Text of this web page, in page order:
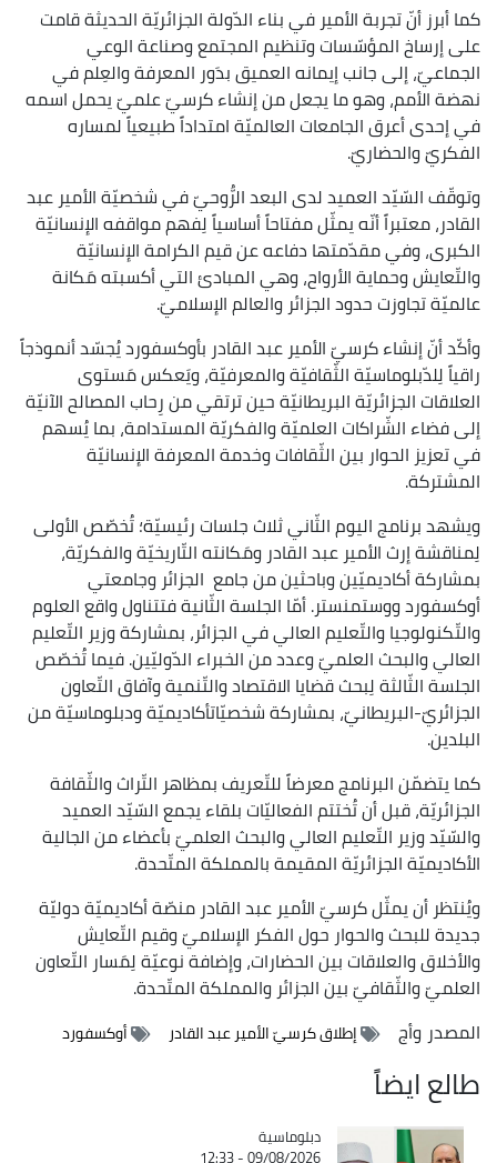
كما أبرز أنّ تجربة الأمير في بناء الدّولة الجزائريّة الحديثة قامت
على إرساخ المؤسّسات وتنظيم المجتمع وصناعة الوعي
الجماعيّ، إلى جانب إيمانه العميق بدَور المعرفة والعِلم في
نهضة الأمم، وهو ما يجعل من إنشاء كرسيّ علميّ يحمل اسمه
في إحدى أعرق الجامعات العالميّة امتداداً طبيعياً لمساره
الفكريّ والحضاريّ.
وتوقّف السّيّد العميد لدى البعد الرُّوحيّ في شخصيّة الأمير عبد
القادر، معتبراً أنّه يمثّل مفتاحاً أساسياً لِفهم مواقفه الإنسانيّة
الكبرى، وفي مقدّمتها دفاعه عن قيم الكرامة الإنسانيّة
والتّعايش وحماية الأرواح، وهي المبادئ التي أكسبته مَكانة
عالميّة تجاوزت حدود الجزائر والعالم الإسلاميّ.
وأكّد أنّ إنشاء كرسيّ الأمير عبد القادر بأوكسفورد يُجسّد أنموذجاً
راقياً لِلدّبلوماسيّة الثّقافيّة والمعرفيّة، ويَعكس مَستوى
العلاقات الجزائريّة البريطانيّة حين ترتقي من رِحاب المصالح الآنيّة
إلى فضاء الشّراكات العلميّة والفكريّة المستدامة، بما يُسهم
في تعزيز الحوار بين الثّقافات وخدمة المعرفة الإنسانيّة
المشتركة.
ويشهد برنامج اليوم الثّاني ثلاث جلسات رئيسيّة؛ تُخصّص الأولى
لِمناقشة إرث الأمير عبد القادر ومَكانته التّاريخيّة والفكريّة،
بمشاركة أكاديميّين وباحثين من جامع الجزائر وجامعتي
أوكسفورد ووستمنستر. أمّا الجلسة الثّانية فتتناول واقع العلوم
والتّكنولوجيا والتّعليم العالي في الجزائر، بمشاركة وزير التّعليم
العالي والبحث العلميّ وعدد من الخبراء الدّوليّين. فيما تُخصّص
الجلسة الثّالثة لِبحث قضايا الاقتصاد والتّنمية وآفاق التّعاون
الجزائريّ-البريطانيّ، بمشاركة شخصيّاتأكاديميّة ودبلوماسيّة من
البلدين.
كما يتضمّن البرنامج معرضاً للتّعريف بمظاهر التّراث والثّقافة
الجزائريّة، قبل أن تُختتم الفعاليّات بلقاء يجمع السّيّد العميد
والسّيّد وزير التّعليم العالي والبحث العلميّ بأعضاء من الجالية
الأكاديميّة الجزائريّة المقيمة بالمملكة المتّحدة.
ويُنتظر أن يمثّل كرسيّ الأمير عبد القادر منصّة أكاديميّة دوليّة
جديدة للبحث والحوار حول الفكر الإسلاميّ وقيم التّعايش
والأخلاق والعلاقات بين الحضارات، وإضافة نوعيّة لِمَسار التّعاون
العلميّ والثّقافيّ بين الجزائر والمملكة المتّحدة.
المصدروأج إطلاق كرسيّ الأمير عبد القادر أوكسفورد
طالع ايضاً
Catégorie
دبلوماسية
09/08/2026 - 12:33